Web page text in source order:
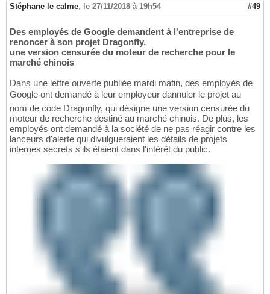
Stéphane le calme, le 27/11/2018 à 19h54 #49
Des employés de Google demandent à l'entreprise de
renoncer à son projet Dragonfly,
une version censurée du moteur de recherche pour le
marché chinois
Dans une lettre ouverte publiée mardi matin, des employés de
Google ont demandé à leur employeur dannuler le projet au
nom de code Dragonfly, qui désigne une version censurée du
moteur de recherche destiné au marché chinois. De plus, les
employés ont demandé à la société de ne pas réagir contre les
lanceurs d'alerte qui divulgueraient les détails de projets
internes secrets s'ils étaient dans l'intérêt du public.